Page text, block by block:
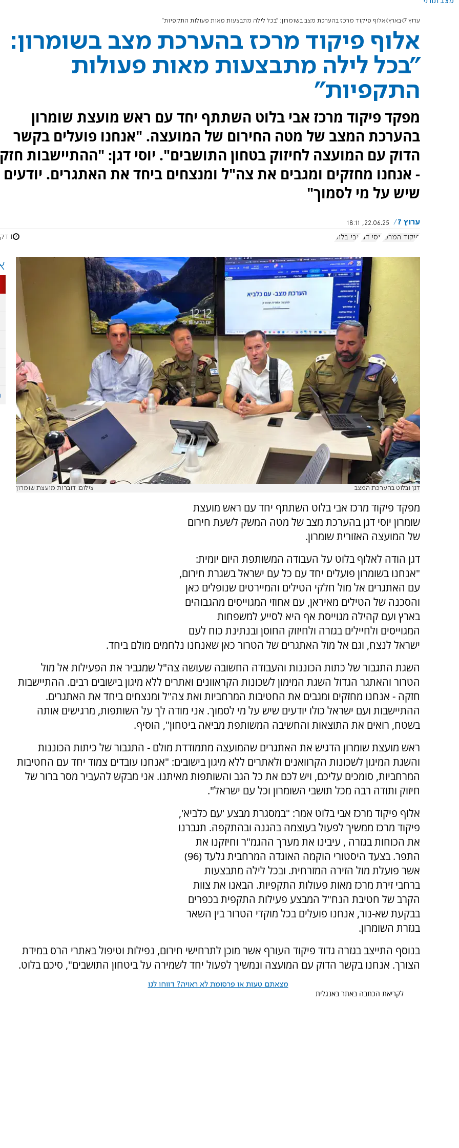
ערוץ 7 בארץ אלוף פיקוד מרכז בהערכת מצב בשומרון: "בכל לילה מתבצעות מאות פעולות התקפיות"
אלוף פיקוד מרכז בהערכת מצב בשומרון:
"בכל לילה מתבצעות מאות פעולות
התקפיות"
מפקד פיקוד מרכז אבי בלוט השתתף יחד עם ראש מועצת שומרון
בהערכת המצב של מטה החירום של המועצה. "אנחנו פועלים בקשר
הדוק עם המועצה לחיזוק בטחון התושבים". יוסי דגן: "ההתיישבות
- אנחנו מחזקים ומגבים את צה"ל ומנצחים ביחד את האתגרים. יודעים
שיש על מי לסמוך"
ערוץ 7
22.06.25, 18:11
פיקוד המרכז
יוסי דגן אבי בלוט 1 דקות
דגן ובלוט בהערכת המצב צילום: דוברות מועצת שומרון
מפקד פיקוד מרכז אבי בלוט השתתף יחד עם ראש מועצת
שומרון יוסי דגן בהערכת מצב של מטה המשק לשעת חירום
של המועצה האזורית שומרון.
דגן הודה לאלוף בלוט על העבודה המשותפת היום יומית:
"אנחנו בשומרון פועלים יחד עם כל עם ישראל בשגרת חירום,
עם האתגרים אל מול חלקי הטילים והמיירטים שנופלים כאן
והסכנה של הטילים מאיראן, עם אחוזי המגוייסים מהגבוהים
בארץ ועם קהילה מגוייסת אף היא לסייע למשפחות
המגוייסים ולחיילים בגזרה ולחיזוק החוסן ובנתינת כוח לעם
ישראל לנצח, וגם אל מול האתגרים של הטרור כאן שאנחנו נלחמים מולם ביחד.
השגת התגבור של כתות הכוננות והעבודה החשובה שעושה צה"ל שמגביר את הפעילות אל מול
הטרור והאתגר הגדול השגת המימון לשכונות הקראוונים ואתרים ללא מיגון בישובים רבים. ההתיישבות
חזקה - אנחנו מחזקים ומגבים את החטיבות המרחביות ואת צה"ל ומנצחים ביחד את האתגרים.
ההתיישבות ועם ישראל כולו יודעים שיש על מי לסמוך. אני מודה לך על השותפות, מרגישים אותה
בשטח, רואים את התוצאות והחשיבה המשותפת מביאה ביטחון", הוסיף.
ראש מועצת שומרון הדגיש את האתגרים שהמועצה מתמודדת מולם - התגבור של כיתות הכוננות
והשגת המיגון לשכונות הקרוואנים ולאתרים ללא מיגון בישובים: "אנחנו עובדים צמוד יחד עם החטיבות
המרחביות, סומכים עליכם, ויש לכם את כל הגב והשותפות מאיתנו. אני מבקש להעביר מסר ברור של
חיזוק ותודה רבה מכל תושבי השומרון וכל עם ישראל".
אלוף פיקוד מרכז אבי בלוט אמר: "במסגרת מבצע 'עם כלביא',
פיקוד מרכז ממשיך לפעול בעוצמה בהגנה ובהתקפה. תגברנו
את הכוחות בגזרה , עיבינו את מערך ההגמ"ר וחיזקנו את
התפר. בצעד היסטורי הוקמה האוגדה המרחבית גלעד (96)
אשר פועלת מול הזירה המזרחית. ובכל לילה מתבצעות
ברחבי זירת מרכז מאות פעולות התקפיות. הבאנו את צוות
הקרב של חטיבת הנח"ל המבצע פעילות התקפית בכפרים
בבקעת שא-נור, אנחנו פועלים בכל מוקדי הטרור בין השאר
בגזרת השומרון.
בנוסף התייצב בגזרה גדוד פיקוד העורף אשר מוכן לתרחישי חירום, נפילות וטיפול באתרי הרס במידת
הצורך. אנחנו בקשר הדוק עם המועצה ונמשיך לפעול יחד לשמירה על ביטחון התושבים", סיכם בלוט.
מצאתם טעות או פרסומת לא ראויה? דווחו לנו
לקריאת הכתבה באתר באנגלית